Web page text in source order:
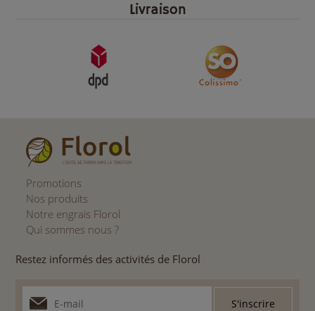
Livraison
Promotions
Nos produits
Notre engrais Florol
Qui sommes nous ?
Restez informés des activités de Florol